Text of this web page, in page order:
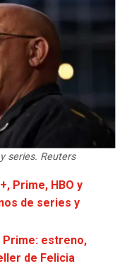
series. Reuters
Prime, HBO y
de series y
Prime: estreno,
de Felicia